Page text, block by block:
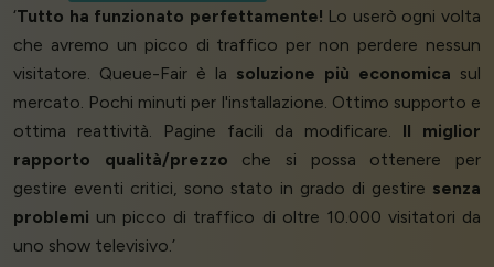
‘Tutto ha funzionato perfettamente! Lo userò ogni volta
che avremo un picco di traffico per non perdere nessun
visitatore. Queue-Fair è la soluzione più economica sul
mercato. Pochi minuti per l'installazione. Ottimo supporto e
ottima reattività. Pagine facili da modificare. Il miglior
rapporto qualità/prezzo che si possa ottenere per
gestire eventi critici, sono stato in grado di gestire senza
problemi un picco di traffico di oltre 10.000 visitatori da
uno show televisivo.’